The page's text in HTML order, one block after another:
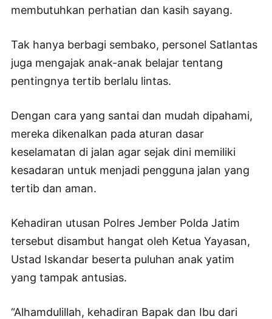
membutuhkan perhatian dan kasih sayang.
Tak hanya berbagi sembako, personel Satlantas
juga mengajak anak-anak belajar tentang
pentingnya tertib berlalu lintas.
Dengan cara yang santai dan mudah dipahami,
mereka dikenalkan pada aturan dasar
keselamatan di jalan agar sejak dini memiliki
kesadaran untuk menjadi pengguna jalan yang
tertib dan aman.
Kehadiran utusan Polres Jember Polda Jatim
tersebut disambut hangat oleh Ketua Yayasan,
Ustad Iskandar beserta puluhan anak yatim
yang tampak antusias.
“Alhamdulillah, kehadiran Bapak dan Ibu dari